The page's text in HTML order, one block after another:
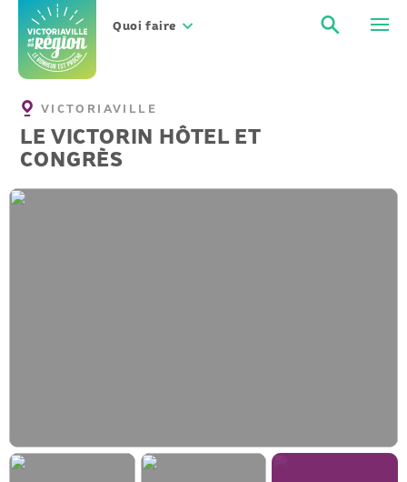
contenu
Quoi faire
VICTORIAVILLE
LE VICTORIN HÔTEL ET
CONGRÈS